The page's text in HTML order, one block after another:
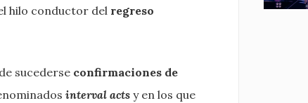
hilo conductor del regreso
sucederse confirmaciones de
interval acts y en los que